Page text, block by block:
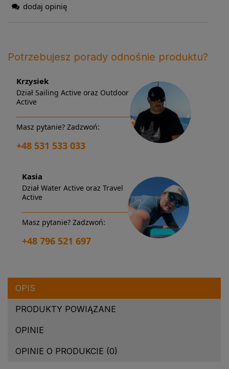
dodaj opinię
Potrzebujesz porady odnośnie produktu?
Krzysiek
Dział Sailing Active oraz Outdoor
Active
Masz pytanie? Zadzwoń:
+48 531 533 033
Kasia
Dział Water Active oraz Travel
Active
Masz pytanie? Zadzwoń:
+48 796 521 697
OPIS
PRODUKTY POWIĄZANE
OPINIE
OPINIE O PRODUKCIE (0)